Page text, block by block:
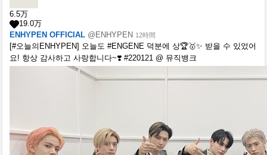
6.5万
19.0万
ENHYPEN OFFICIAL @ENHYPEN 12時間
[#오늘의ENHYPEN] 오늘도 #ENGENE 덕분에 상🏆🥇✨ 받을 수 있었어
요! 항상 감사하고 사랑합니다~❣️ #220121 @ 뮤직뱅크